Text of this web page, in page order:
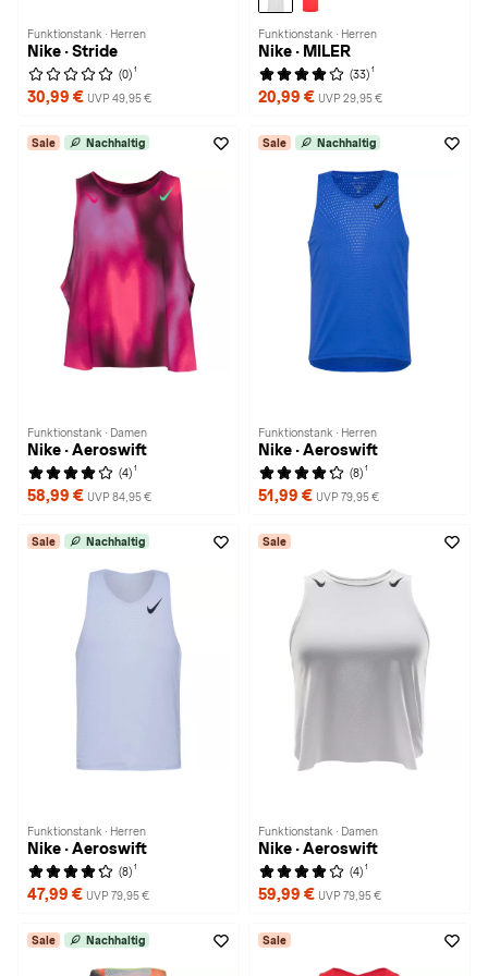
Funktionstank · Herren
Nike · Stride
(0) 1
30,99 € UVP 49,95 €
Funktionstank · Herren
Nike · MILER
(33) 1
20,99 € UVP 29,95 €
Sale Nachhaltig
Funktionstank · Damen
Nike · Aeroswift
(4) 1
58,99 € UVP 84,95 €
Sale Nachhaltig
Funktionstank · Herren
Nike · Aeroswift
(8) 1
51,99 € UVP 79,95 €
Sale Nachhaltig
Funktionstank · Herren
Nike · Aeroswift
(8) 1
47,99 € UVP 79,95 €
Sale
Funktionstank · Damen
Nike · Aeroswift
(4) 1
59,99 € UVP 79,95 €
Sale Nachhaltig Sale